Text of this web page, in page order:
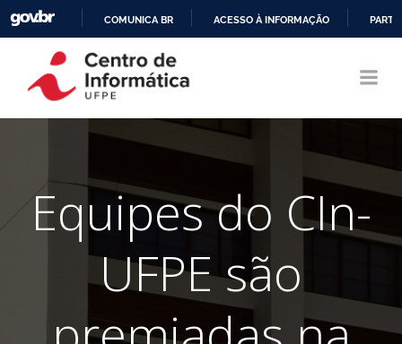
CONTEÚDO
COMUNICA BR ACESSO À INFORMAÇÃO
Equipes do CIn-
UFPE são